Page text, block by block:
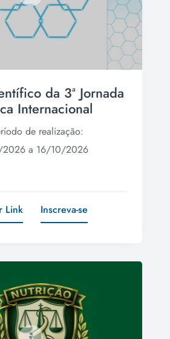
da 3ª Jornada
Internacional
de realização:
a 16/10/2026
Link Inscreva-se